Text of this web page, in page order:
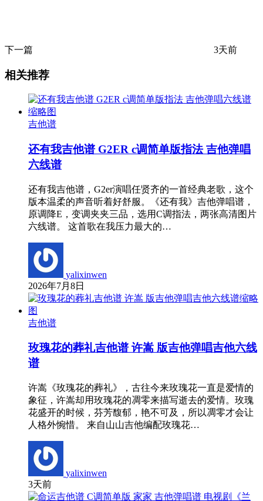
下一篇 3天前
相关推荐
吉他谱
还有我吉他谱 G2ER c调简单版指法 吉他弹唱
六线谱
还有我吉他谱，G2er演唱任贤齐的一首经典老歌，这个
版本温柔的声音听着好舒服。《还有我》吉他弹唱谱，
原调降E，变调夹夹三品，选用C调指法，两张高清图片
六线谱。 这首歌在我压力最大的…
yalixinwen
2026年7月8日
吉他谱
玫瑰花的葬礼吉他谱 许嵩 版吉他弹唱吉他六线
谱
许嵩《玫瑰花的葬礼》，古往今来玫瑰花一直是爱情的
象征，许嵩却用玫瑰花的凋零来描写逝去的爱情。玫瑰
花盛开的时候，芬芳馥郁，艳不可及，所以凋零才会让
人格外惋惜。 来自山山吉他编配玫瑰花…
yalixinwen
3天前